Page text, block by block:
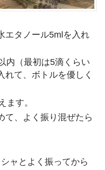
エタノール5mlを入れ
内（最初は5滴くらい
れて、ボトルを優しく
ます。
て、よく振り混ぜたら
ャとよく振ってから